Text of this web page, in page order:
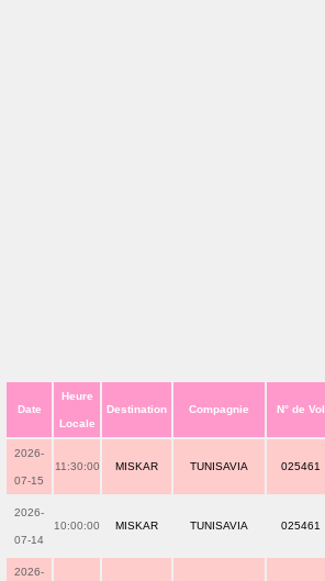
Date
Heure
Locale
Destination Compagnie N° de Vol
2026-
07-15
11:30:00 MISKAR TUNISAVIA 025461
2026-
07-14
10:00:00 MISKAR TUNISAVIA 025461
2026-